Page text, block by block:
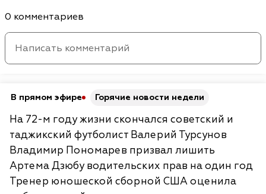
0 комментариев
В прямом эфире Горячие новости недели
На 72-м году жизни скончался советский и
таджикский футболист Валерий Турсунов
Владимир Пономарев призвал лишить
Артема Дзюбу водительских прав на один год
Тренер юношеской сборной США оценила